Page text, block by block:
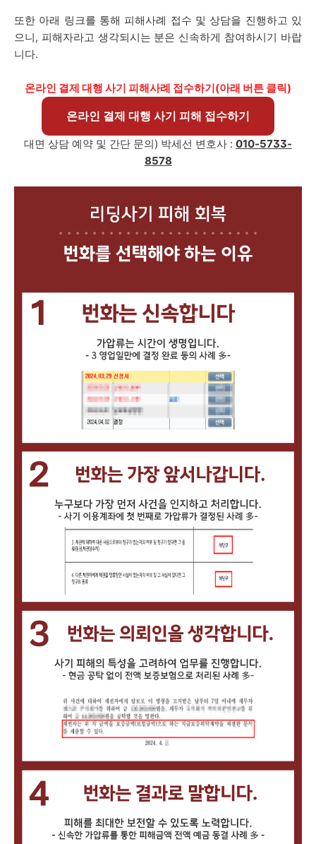
또한 아래 링크를 통해 피해사례 접수 및 상담을 진행하고 있
으니, 피해자라고 생각되시는 분은 신속하게 참여하시기 바랍
니다.
온라인 결제 대행 사기 피해사례 접수하기(아래 버튼 클릭)
온라인 결제 대행 사기 피해 접수하기
대면 상담 예약 및 간단 문의) 박세선 변호사 : 010-5733-
8578